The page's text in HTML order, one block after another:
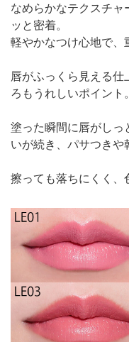
なめらかなテクスチャ
ッと密着。
軽やかなつけ心地で、
唇がふっくら見える仕
ろもうれしいポイント。
塗った瞬間に唇がしっ
いが続き、パサつきや
擦っても落ちにくく、